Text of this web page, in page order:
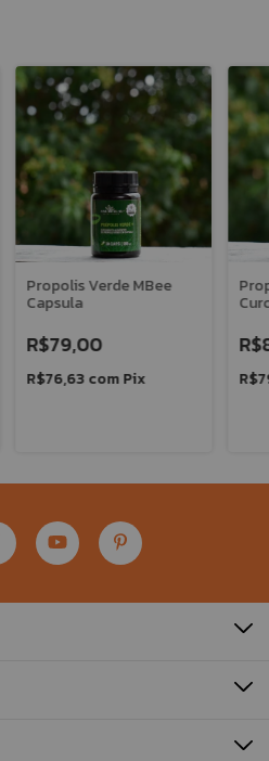
Propolis Verde MBee
Capsula
R$79,00
R$76,63comPix